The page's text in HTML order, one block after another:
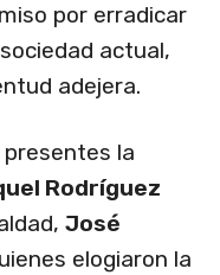
por erradicar
actual,
adejera.
la
Rodríguez
José
elogiaron la